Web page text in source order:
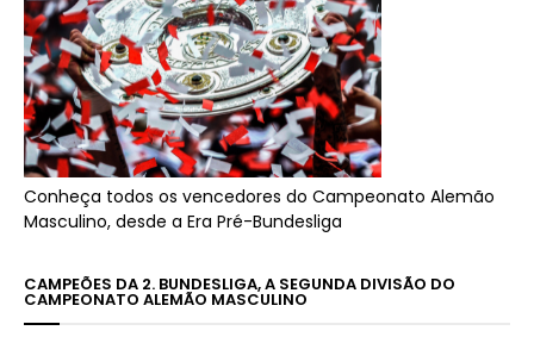
Conheça todos os vencedores do Campeonato Alemão
Masculino, desde a Era Pré-Bundesliga
CAMPEÕES DA 2. BUNDESLIGA, A SEGUNDA DIVISÃO DO
CAMPEONATO ALEMÃO MASCULINO